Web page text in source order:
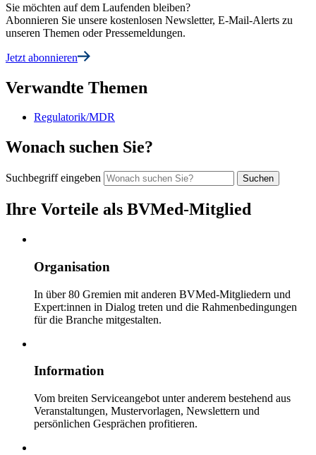
Sie möchten auf dem Laufenden bleiben?
Abonnieren Sie unsere kostenlosen Newsletter, E-Mail-Alerts zu
unseren Themen oder Pressemeldungen.
Jetzt abonnieren
Verwandte Themen
Regulatorik/MDR
Wonach suchen Sie?
Suchbegriff eingeben
Ihre Vorteile als BVMed-Mitglied
Organisation
In über 80 Gremien mit anderen BVMed-Mitgliedern und
Expert:innen in Dialog treten und die Rahmenbedingungen
für die Branche mitgestalten.
Information
Vom breiten Serviceangebot unter anderem bestehend aus
Veranstaltungen, Mustervorlagen, Newslettern und
persönlichen Gesprächen profitieren.